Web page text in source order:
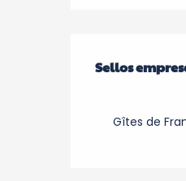
Oferta
Sellos
Sellos
Gîtes de